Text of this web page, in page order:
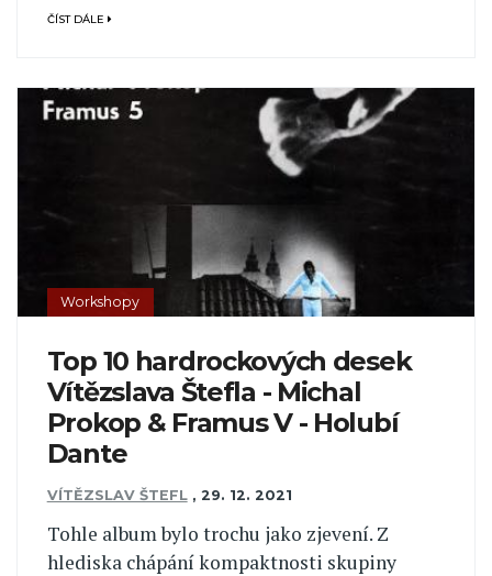
ČÍST DÁLE
Workshopy
Top 10 hardrockových desek
Vítězslava Štefla - Michal
Prokop & Framus V - Holubí
Dante
VÍTĚZSLAV ŠTEFL , 29. 12. 2021
Tohle album bylo trochu jako zjevení. Z
hlediska chápání kompaktnosti skupiny